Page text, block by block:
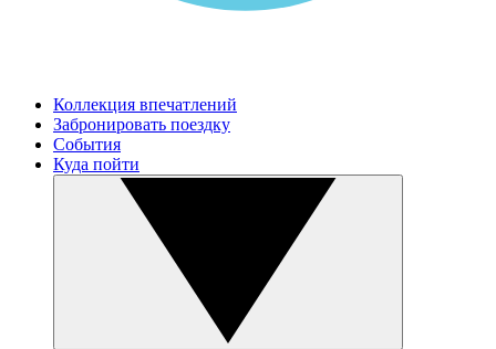
Коллекция впечатлений
Забронировать поездку
События
Куда пойти